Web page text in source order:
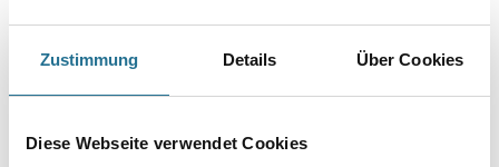
Zustimmung Details Über Cookies
Diese Webseite verwendet Cookies
Produkteigenschaft